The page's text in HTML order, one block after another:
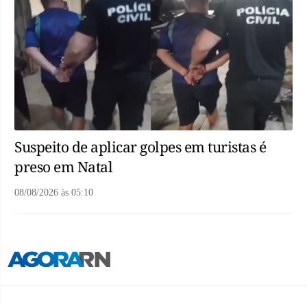
Suspeito de aplicar golpes em turistas é
preso em Natal
08/08/2026 às 05:10